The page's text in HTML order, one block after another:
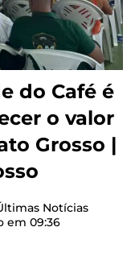
do Café é
o valor
Grosso |
Notícias
em 09:36